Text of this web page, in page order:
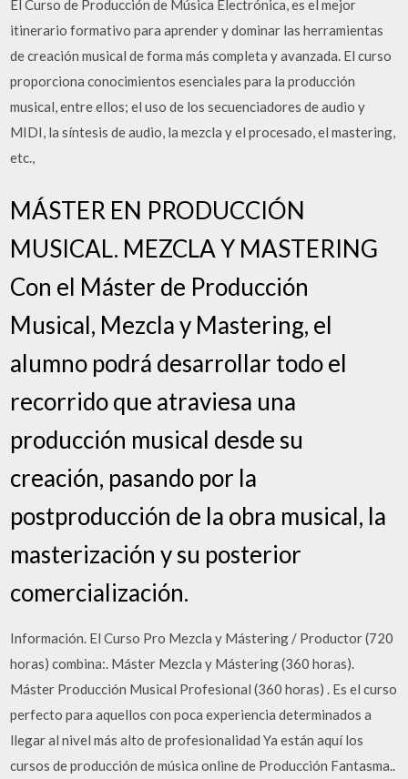
El Curso de Producción de Música Electrónica, es el mejor
itinerario formativo para aprender y dominar las herramientas
de creación musical de forma más completa y avanzada. El curso
proporciona conocimientos esenciales para la producción
musical, entre ellos; el uso de los secuenciadores de audio y
MIDI, la síntesis de audio, la mezcla y el procesado, el mastering,
etc.,
MÁSTER EN PRODUCCIÓN
MUSICAL. MEZCLA Y MASTERING
Con el Máster de Producción
Musical, Mezcla y Mastering, el
alumno podrá desarrollar todo el
recorrido que atraviesa una
producción musical desde su
creación, pasando por la
postproducción de la obra musical, la
masterización y su posterior
comercialización.
Información. El Curso Pro Mezcla y Mástering / Productor (720
horas) combina:. Máster Mezcla y Mástering (360 horas).
Máster Producción Musical Profesional (360 horas) . Es el curso
perfecto para aquellos con poca experiencia determinados a
llegar al nivel más alto de profesionalidad Ya están aquí los
cursos de producción de música online de Producción Fantasma..